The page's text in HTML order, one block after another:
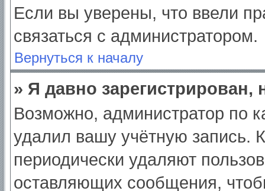
Если вы уверены, что ввели
связаться с администратором.
Вернуться к началу
» Я давно
Возможно, администратор по
удалил вашу учётную запись.
периодически удаляют
оставляющих сообщения,